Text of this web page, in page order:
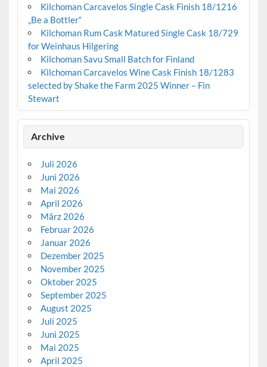
Kilchoman Carcavelos Single Cask Finish 18/1216
„Be a Bottler“
Kilchoman Rum Cask Matured Single Cask 18/729
for Weinhaus Hilgering
Kilchoman Savu Small Batch for Finland
Kilchoman Carcavelos Wine Cask Finish 18/1283
selected by Shake the Farm 2025 Winner – Fin
Stewart
Archive
Juli 2026
Juni 2026
Mai 2026
April 2026
März 2026
Februar 2026
Januar 2026
Dezember 2025
November 2025
Oktober 2025
September 2025
August 2025
Juli 2025
Juni 2025
Mai 2025
April 2025